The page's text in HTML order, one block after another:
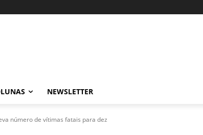
NEWSLETTER
número de vítimas fatais para dez